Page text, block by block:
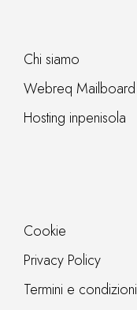
Chi siamo
Webreq Mailboard
Hosting inpenisola
Cookie
Privacy Policy
Termini e condizioni